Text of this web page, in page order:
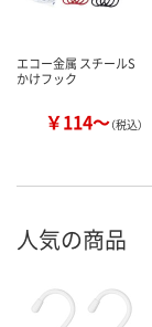
エコー金属 スチールS
かけフック
￥114～（税込）
人気の商品